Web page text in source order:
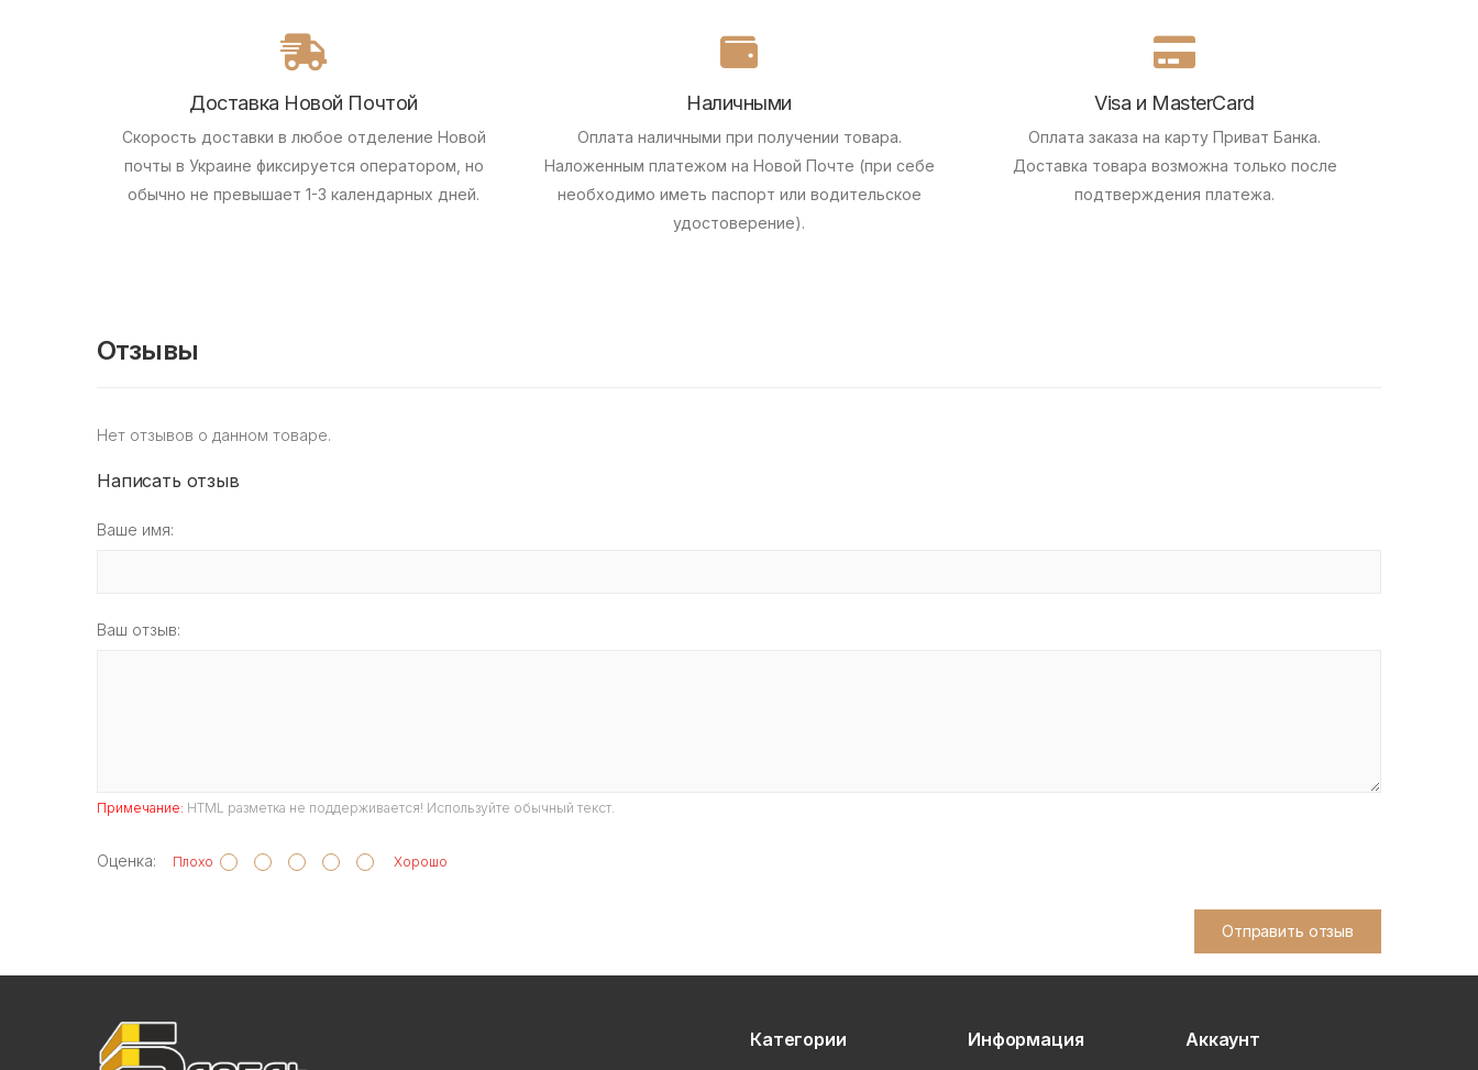
Доставка Новой Почтой
Скорость доставки в любое отделение Новой
почты в Украине фиксируется оператором, но
обычно не превышает 1-3 календарных дней.
Наличными
Оплата наличными при получении товара.
Наложенным платежом на Новой Почте (при себе
необходимо иметь паспорт или водительское
удостоверение).
Visa и MasterCard
Оплата заказа на карту Приват Банка.
Доставка товара возможна только после
подтверждения платежа.
Отзывы
Нет отзывов о данном товаре.
Написать отзыв
Ваше имя:
Ваш отзыв:
Примечание: HTML разметка не поддерживается! Используйте обычный текст.
Оценка: Плохо Хорошо
Отправить отзыв
Категории Информация Аккаунт